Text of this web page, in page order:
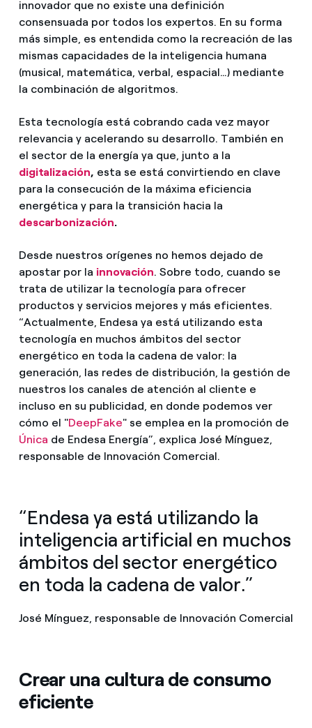
¿Cómo ver mis facturas de Endesa?
¿Cómo cambiar el titular del contrato?
¿Has recibido una oferta para cambiar de
compañía?
Ofertas para autónomos y Pymes
¿Gestionas varias comunidades de propietarios?
Climatización
Te ayudamos
Compromiso
Blog
Estafas telefónicas
innovador que no existe una definición
consensuada por todos los expertos. En su forma
más simple, es entendida como la recreación de las
mismas capacidades de la inteligencia humana
(musical, matemática, verbal, espacial…) mediante
la combinación de algoritmos.
Esta tecnología está cobrando cada vez mayor
relevancia y acelerando su desarrollo. También en
el sector de la energía ya que, junto a la
digitalización, esta se está convirtiendo en clave
para la consecución de la máxima eficiencia
energética y para la transición hacia la
descarbonización.
Desde nuestros orígenes no hemos dejado de
apostar por la innovación. Sobre todo, cuando se
trata de utilizar la tecnología para ofrecer
productos y servicios mejores y más eficientes.
“Actualmente, Endesa ya está utilizando esta
tecnología en muchos ámbitos del sector
energético en toda la cadena de valor: la
generación, las redes de distribución, la gestión de
nuestros los canales de atención al cliente e
incluso en su publicidad, en donde podemos ver
cómo el "DeepFake" se emplea en la promoción de
Única de Endesa Energía”, explica José Mínguez,
responsable de Innovación Comercial.
“Endesa ya está utilizando la
inteligencia artificial en muchos
ámbitos del sector energético
en toda la cadena de valor.”
José Mínguez, responsable de Innovación Comercial
Crear una cultura de consumo
eficiente